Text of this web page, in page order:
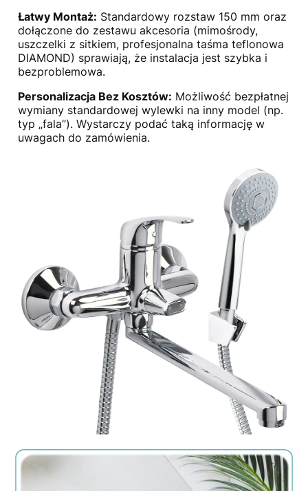
Łatwy Montaż: Standardowy rozstaw 150 mm oraz
dołączone do zestawu akcesoria (mimośrody,
uszczelki z sitkiem, profesjonalna taśma teflonowa
DIAMOND) sprawiają, że instalacja jest szybka i
bezproblemowa.
Personalizacja Bez Kosztów: Możliwość bezpłatnej
wymiany standardowej wylewki na inny model (np.
typ „fala”). Wystarczy podać taką informację w
uwagach do zamówienia.